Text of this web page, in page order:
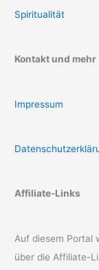
Spiritualität
Kontakt und mehr
Impressum
Affiliate-Links
Auf diesem Portal
über die Affiliate-